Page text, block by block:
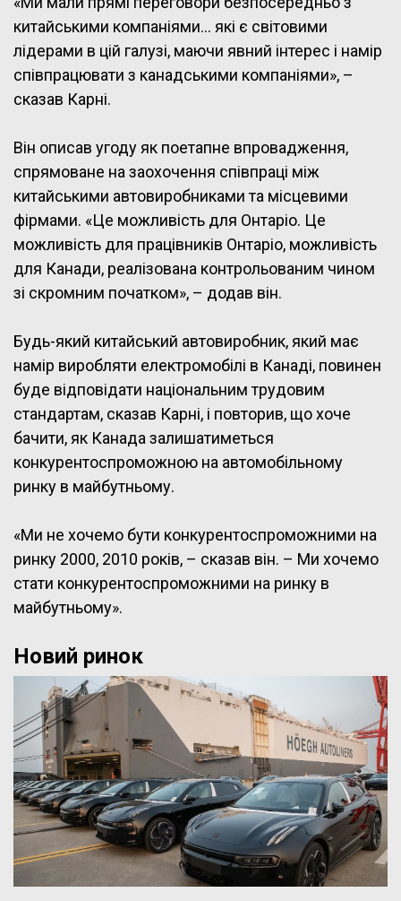
китайськими компаніями… які є світовими
лідерами в цій галузі, маючи явний інтерес і намір
співпрацювати з канадськими компаніями», –
сказав Карні.
Він описав угоду як поетапне впровадження,
спрямоване на заохочення співпраці між
китайськими автовиробниками та місцевими
фірмами. «Це можливість для Онтаріо. Це
можливість для працівників Онтаріо, можливість
для Канади, реалізована контрольованим чином
зі скромним початком», – додав він.
Будь-який китайський автовиробник, який має
намір виробляти електромобілі в Канаді, повинен
буде відповідати національним трудовим
стандартам, сказав Карні, і повторив, що хоче
бачити, як Канада залишатиметься
конкурентоспроможною на автомобільному
ринку в майбутньому.
«Ми не хочемо бути конкурентоспроможними на
ринку 2000, 2010 років, – сказав він. – Ми хочемо
стати конкурентоспроможними на ринку в
майбутньому».
Новий ринок